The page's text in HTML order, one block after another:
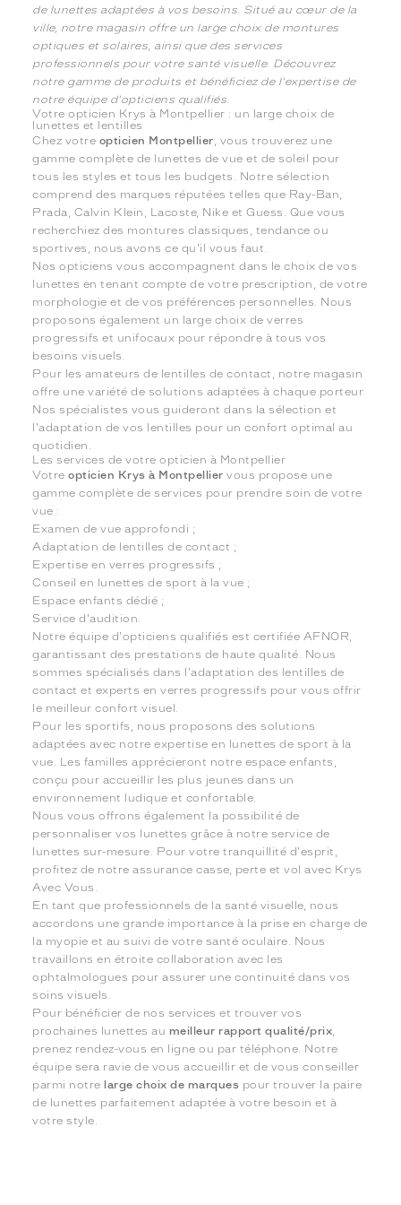
de lunettes adaptées à vos besoins. Situé au cœur de la
ville, notre magasin offre un large choix de montures
optiques et solaires, ainsi que des services
professionnels pour votre santé visuelle. Découvrez
notre gamme de produits et bénéficiez de l'expertise de
notre équipe d'opticiens qualifiés.
Votre opticien Krys à Montpellier : un large choix de
lunettes et lentilles
Chez votre opticien Montpellier , vous trouverez une
gamme complète de lunettes de vue et de soleil pour
tous les styles et tous les budgets. Notre sélection
comprend des marques réputées telles que Ray-Ban,
Prada, Calvin Klein, Lacoste, Nike et Guess. Que vous
recherchiez des montures classiques, tendance ou
sportives, nous avons ce qu'il vous faut.
Nos opticiens vous accompagnent dans le choix de vos
lunettes en tenant compte de votre prescription, de votre
morphologie et de vos préférences personnelles. Nous
proposons également un large choix de verres
progressifs et unifocaux pour répondre à tous vos
besoins visuels.
Pour les amateurs de lentilles de contact, notre magasin
offre une variété de solutions adaptées à chaque porteur.
Nos spécialistes vous guideront dans la sélection et
l'adaptation de vos lentilles pour un confort optimal au
quotidien.
Les services de votre opticien à Montpellier
Votreopticien Krys à Montpellier vous propose une
gamme complète de services pour prendre soin de votre
vue :
Examen de vue approfondi ;
Adaptation de lentilles de contact ;
Expertise en verres progressifs ;
Conseil en lunettes de sport à la vue ;
Espace enfants dédié ;
Service d'audition.
Notre équipe d'opticiens qualifiés est certifiée AFNOR,
garantissant des prestations de haute qualité. Nous
sommes spécialisés dans l'adaptation des lentilles de
contact et experts en verres progressifs pour vous offrir
le meilleur confort visuel.
Pour les sportifs, nous proposons des solutions
adaptées avec notre expertise en lunettes de sport à la
vue. Les familles apprécieront notre espace enfants,
conçu pour accueillir les plus jeunes dans un
environnement ludique et confortable.
Nous vous offrons également la possibilité de
personnaliser vos lunettes grâce à notre service de
lunettes sur-mesure. Pour votre tranquillité d'esprit,
profitez de notre assurance casse, perte et vol avec Krys
Avec Vous.
En tant que professionnels de la santé visuelle, nous
accordons une grande importance à la prise en charge de
la myopie et au suivi de votre santé oculaire. Nous
travaillons en étroite collaboration avec les
ophtalmologues pour assurer une continuité dans vos
soins visuels.
Pour bénéficier de nos services et trouver vos
prochaines lunettes au meilleur rapport qualité/prix
prenez rendez-vous en ligne ou par téléphone. Notre
équipe sera ravie de vous accueillir et de vous conseiller
parmi notre large choix de marques pour trouver la paire
de lunettes parfaitement adaptée à votre besoin et à
votre style.